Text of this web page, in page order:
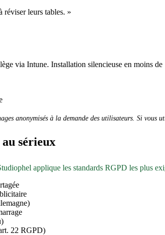
réviser leurs tables. »
via Intune. Installation silencieuse en moins
anonymisés à la demande des utilisateurs. Si vous
sérieux
applique les standards RGPD les plus
22 RGPD)